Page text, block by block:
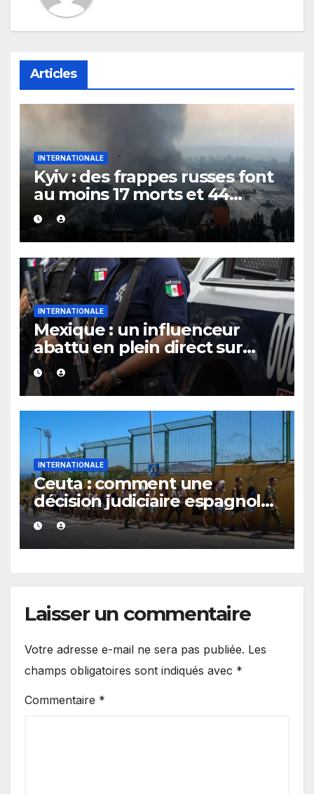
Articles
INTERNATIONALE
Kyiv : des frappes russes font
au moins 17 morts et 44
blessés
INTERNATIONALE
Mexique : un influenceur
abattu en plein direct sur
TikTok
INTERNATIONALE
Ceuta : comment une
décision judiciaire espagnole
a alimenté une rumeur
meurtrière
Laisser un commentaire
Votre adresse e-mail ne sera pas publiée. Les
champs obligatoires sont indiqués avec *
Commentaire *